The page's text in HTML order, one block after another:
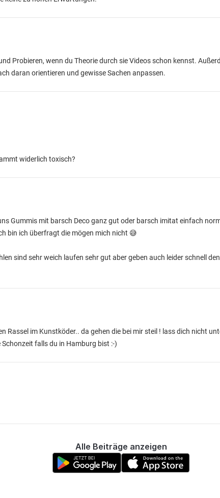
Probieren, wenn du Theorie durch sie Videos schon kennst.
daran orientieren und gewisse Sachen anpassen.
widerlich toxisch?
Gummis mit barsch Deco ganz gut oder barsch imitat einfach
bin ich überfragt die mögen mich nicht 😅
sind sehr weich laufen sehr gut aber geben auch leider schnell
Rassel im Kunstköder.. da gehen die bei mir steil ! lass dich nicht
falls du in Hamburg bist :-)
Alle Beiträge anzeigen